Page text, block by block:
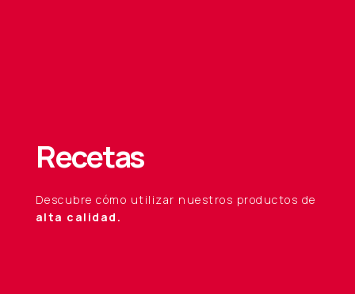
Recetas
Descubre cómo utilizar nuestros productos de
alta calidad.